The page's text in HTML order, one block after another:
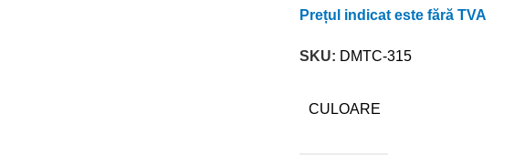
Prețul indicat este fără TVA
SKU: DMTC-315
CULOARE